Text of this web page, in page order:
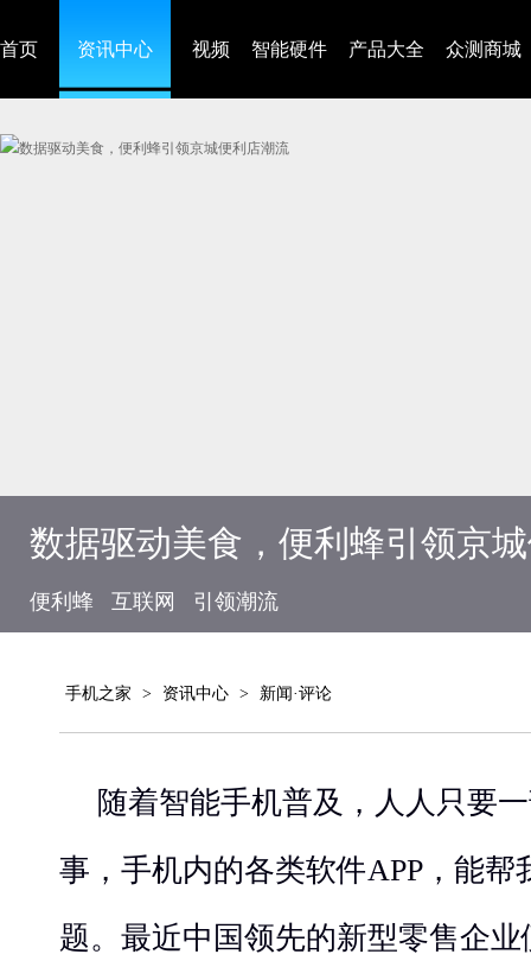
首页 资讯中心 视频 智能硬件 产品大全 众测商城
数据驱动美食，便利蜂引领京
便利蜂 互联网 引领潮流
手机之家 > 资讯中心 > 新闻·评论
随着智能手机普及，人人只要
事，手机内的各类软件APP，能
题。最近中国领先的新型零售企